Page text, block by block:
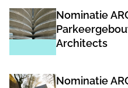
Nominatie
Architects
Nominatie